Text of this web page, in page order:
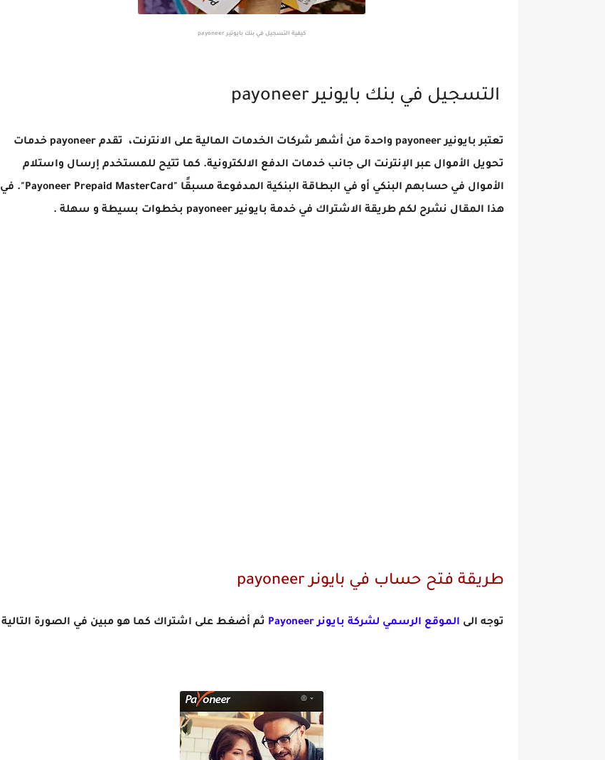
كيفية التسجيل في بنك بايونير ‏payoneer
التسجيل في بنك بايونير ‏payoneer
تعتبر بايونير ‏payoneer واحدة من أشهر شركات الخدمات المالية على الانترنت، تقدم payoneer خدمات
تحويل الأموال عبر الإنترنت الى جانب خدمات الدفع الالكترونية. كما تتيح للمستخدم إرسال واستلام
الأموال في حسابهم البنكي أو في البطاقة البنكية المدفوعة مسبقًا "Payoneer Prepaid MasterCard". في
هذا المقال نشرح لكم طريقة الاشتراك في خدمة بايونير ‏payoneer بخطوات بسيطة و سهلة .
طريقة فتح حساب في بايونر payoneer
توجه الى الموقع الرسمي لشركة بايونر Payoneer ثم أضغط على اشتراك كما هو مبين في الصورة التالية